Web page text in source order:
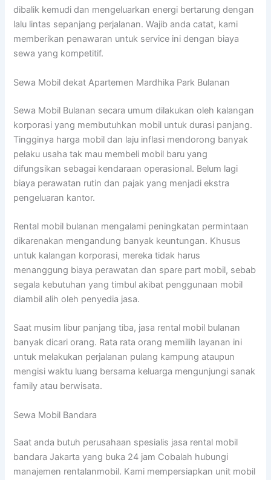
dibalik kemudi dan mengeluarkan energi bertarung dengan
lalu lintas sepanjang perjalanan. Wajib anda catat, kami
memberikan penawaran untuk service ini dengan biaya
sewa yang kompetitif.
Sewa Mobil dekat Apartemen Mardhika Park Bulanan
Sewa Mobil Bulanan secara umum dilakukan oleh kalangan
korporasi yang membutuhkan mobil untuk durasi panjang.
Tingginya harga mobil dan laju inflasi mendorong banyak
pelaku usaha tak mau membeli mobil baru yang
difungsikan sebagai kendaraan operasional. Belum lagi
biaya perawatan rutin dan pajak yang menjadi ekstra
pengeluaran kantor.
Rental mobil bulanan mengalami peningkatan permintaan
dikarenakan mengandung banyak keuntungan. Khusus
untuk kalangan korporasi, mereka tidak harus
menanggung biaya perawatan dan spare part mobil, sebab
segala kebutuhan yang timbul akibat penggunaan mobil
diambil alih oleh penyedia jasa.
Saat musim libur panjang tiba, jasa rental mobil bulanan
banyak dicari orang. Rata rata orang memilih layanan ini
untuk melakukan perjalanan pulang kampung ataupun
mengisi waktu luang bersama keluarga mengunjungi sanak
family atau berwisata.
Sewa Mobil Bandara
Saat anda butuh perusahaan spesialis jasa rental mobil
bandara Jakarta yang buka 24 jam Cobalah hubungi
manajemen rentalanmobil. Kami mempersiapkan unit mobil